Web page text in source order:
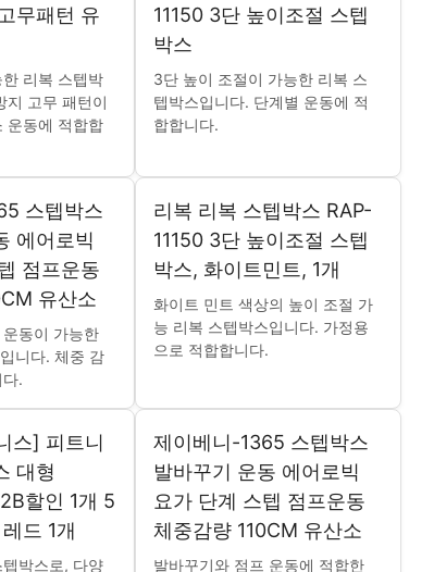
무패턴 유
리복 스텝박
지 고무 패턴이
운동에 적합합
11150 3단 높이조절 스텝
박스
3단 높이 조절이 가능한 리복 스
텝박스입니다. 단계별 운동에 적
합합니다.
스텝박스
에어로빅
점프운동
유산소
동이 가능한
니다. 체중 감
.
리복 리복 스텝박스 RAP-
11150 3단 높이조절 스텝
박스, 화이트민트, 1개
화이트 민트 색상의 높이 조절 가
능 리복 스텝박스입니다. 가정용
으로 적합합니다.
스] 피트니
대형
할인 1개 5
드 1개
박스로, 다양
제이베니-1365 스텝박스
발바꾸기 운동 에어로빅
요가 단계 스텝 점프운동
체중감량 110CM 유산소
발바꾸기와 점프 운동에 적합한